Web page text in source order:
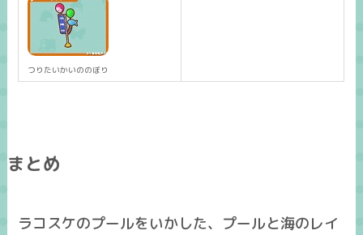
つりたいかいののぼり
まとめ
ラコスケのプールをいかした、プールと海のレイ